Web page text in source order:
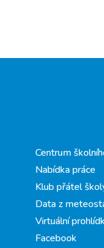
Centrum
Nabídka práce
Klub přátel
Data z
Virtuální
Facebook